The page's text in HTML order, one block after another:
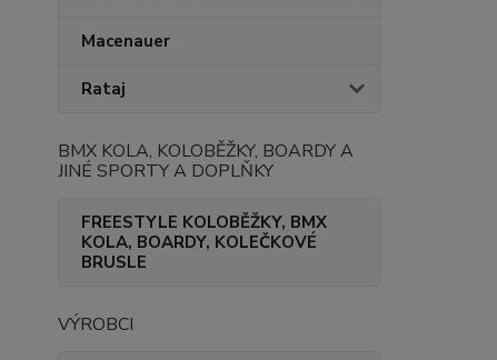
Macenauer
Rataj
BMX KOLA, KOLOBĚŽKY, BOARDY A
JINÉ SPORTY A DOPLŇKY
FREESTYLE KOLOBĚŽKY, BMX
KOLA, BOARDY, KOLEČKOVÉ
BRUSLE
VÝROBCI